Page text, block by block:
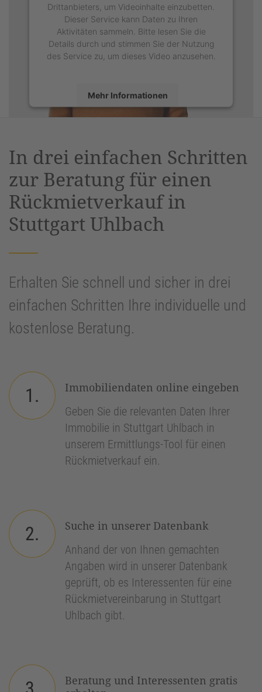
Drittanbieters, um Videoinhalte einzubetten.
Dieser Service kann Daten zu Ihren
Aktivitäten sammeln. Bitte lesen Sie die
Details durch und stimmen Sie der Nutzung
des Service zu, um dieses Video anzusehen.
Mehr Informationen
Management Platform&eRecht24
In drei einfachen Schritten
zur Beratung für einen
Rückmietverkauf in
Stuttgart Uhlbach
Erhalten Sie schnell und sicher in drei
einfachen Schritten Ihre individuelle und
kostenlose Beratung.
1.
Immobiliendaten online eingeben
Geben Sie die relevanten Daten Ihrer
Immobilie in Stuttgart Uhlbach in
unserem Ermittlungs-Tool für einen
Rückmietverkauf ein.
2.
Suche in unserer Datenbank
Anhand der von Ihnen gemachten
Angaben wird in unserer Datenbank
geprüft, ob es Interessenten für eine
Rückmietvereinbarung in Stuttgart
Uhlbach gibt.
Beratung und Interessenten gratis